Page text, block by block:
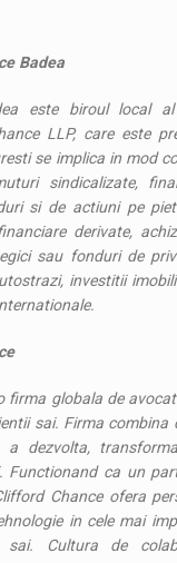
Badea
este biroul local
LLP, care este
se implica in mod
sindicalizate,
si de actiuni pe
derivate,
sau fonduri de
investitii
firma globala de
sai. Firma combina
a dezvolta,
Functionand ca un
Chance ofera
in cele mai
sai. Cultura de